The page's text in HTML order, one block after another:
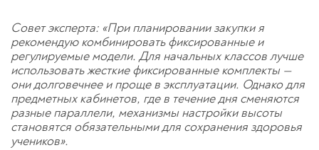
Совет эксперта: «При планировании закупки я
рекомендую комбинировать фиксированные и
регулируемые модели. Для начальных классов лучше
использовать жесткие фиксированные комплекты —
они долговечнее и проще в эксплуатации. Однако для
предметных кабинетов, где в течение дня сменяются
разные параллели, механизмы настройки высоты
становятся обязательными для сохранения здоровья
учеников».